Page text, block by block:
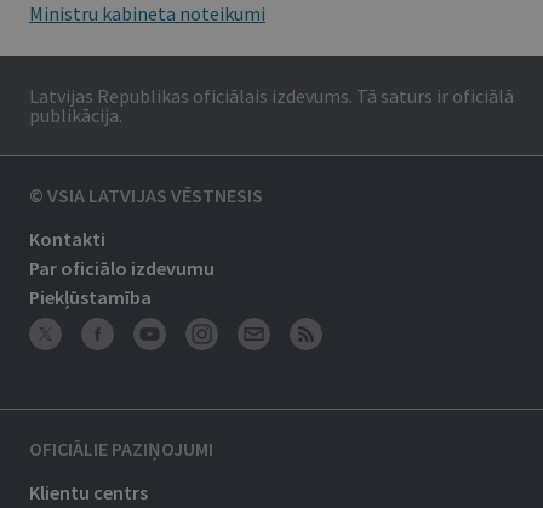
Ministru kabineta noteikumi
Latvijas Republikas oficiālais izdevums. Tā saturs ir oficiālā
publikācija.
© VSIA LATVIJAS VĒSTNESIS
Kontakti
Par oficiālo izdevumu
Piekļūstamība
OFICIĀLIE PAZIŅOJUMI
Klientu centrs